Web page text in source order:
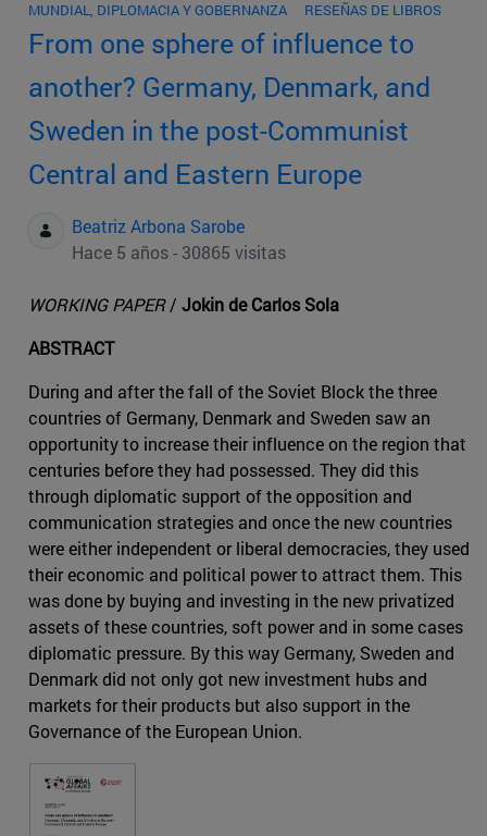
MUNDIAL, DIPLOMACIA Y GOBERNANZA RESEÑAS DE LIBROS
From one sphere of influence to
another? Germany, Denmark, and
Sweden in the post-Communist
Central and Eastern Europe
Beatriz Arbona Sarobe
Hace 5 años - 30865 visitas
WORKING PAPER/ Jokin de Carlos Sola
ABSTRACT
During and after the fall of the Soviet Block the three
countries of Germany, Denmark and Sweden saw an
opportunity to increase their influence on the region that
centuries before they had possessed. They did this
through diplomatic support of the opposition and
communication strategies and once the new countries
were either independent or liberal democracies, they used
their economic and political power to attract them. This
was done by buying and investing in the new privatized
assets of these countries, soft power and in some cases
diplomatic pressure. By this way Germany, Sweden and
Denmark did not only got new investment hubs and
markets for their products but also support in the
Governance of the European Union.